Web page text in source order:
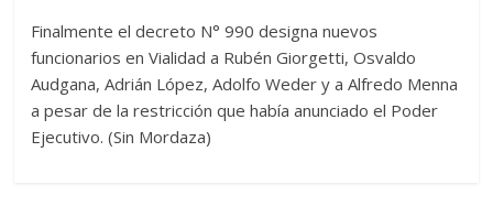
Finalmente el decreto N° 990 designa nuevos
funcionarios en Vialidad a Rubén Giorgetti, Osvaldo
Audgana, Adrián López, Adolfo Weder y a Alfredo Menna
a pesar de la restricción que había anunciado el Poder
Ejecutivo. (Sin Mordaza)